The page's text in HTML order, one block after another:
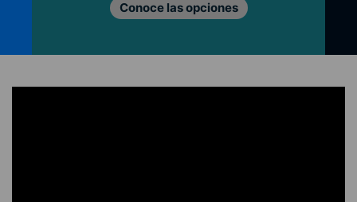
Conoce las opciones